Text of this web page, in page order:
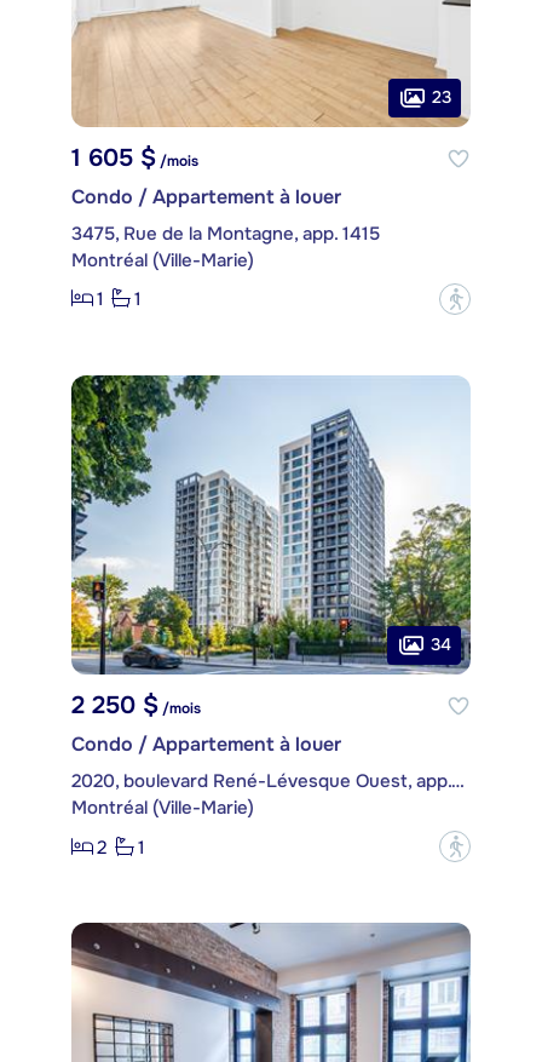
23
1 605 $ /mois
Condo / Appartement à louer
3475, Rue de la Montagne, app. 1415
Montréal (Ville-Marie)
1
1 ?
34
2 250 $/mois
Condo / Appartement à louer
2020, boulevard René-Lévesque Ouest, app. 1506
Montréal (Ville-Marie)
2
1 ?